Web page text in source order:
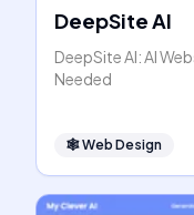
DeepSite AI
DeepSite AI: AI
Needed
🕸Web Design